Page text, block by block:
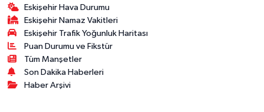
Eskişehir Hava Durumu
Eskişehir Namaz Vakitleri
Eskişehir Trafik Yoğunluk Haritası
Puan Durumu ve Fikstür
Tüm Manşetler
Son Dakika Haberleri
Haber Arşivi